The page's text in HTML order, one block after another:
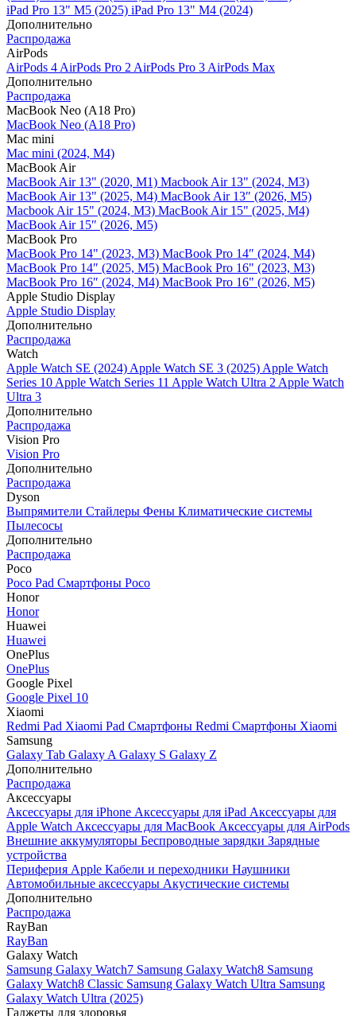
iPad Pro 13" M5 (2025) iPad Pro 13" M4 (2024)
Дополнительно
Распродажа
AirPods
AirPods 4 AirPods Pro 2 AirPods Pro 3 AirPods Max
Дополнительно
Распродажа
MacBook Neo (A18 Pro)
MacBook Neo (A18 Pro)
Mac mini
Mac mini (2024, M4)
MacBook Air
MacBook Air 13" (2020, M1) Macbook Air 13" (2024, M3)
MacBook Air 13" (2025, M4) MacBook Air 13″ (2026, M5)
Macbook Air 15" (2024, M3) MacBook Air 15" (2025, M4)
MacBook Air 15″ (2026, M5)
MacBook Pro
MacBook Pro 14" (2023, M3) MacBook Pro 14″ (2024, M4)
MacBook Pro 14″ (2025, M5) MacBook Pro 16" (2023, M3)
MacBook Pro 16″ (2024, M4) MacBook Pro 16" (2026, M5)
Apple Studio Display
Apple Studio Display
Дополнительно
Распродажа
Watch
Apple Watch SE (2024) Apple Watch SE 3 (2025) Apple Watch
Series 10 Apple Watch Series 11 Apple Watch Ultra 2 Apple Watch
Ultra 3
Дополнительно
Распродажа
Vision Pro
Vision Pro
Дополнительно
Распродажа
Dyson
Выпрямители Стайлеры Фены Климатические системы
Пылесосы
Дополнительно
Распродажа
Poco
Poco Pad Смартфоны Poco
Honor
Honor
Huawei
Huawei
OnePlus
OnePlus
Google Pixel
Google Pixel 10
Xiaomi
Redmi Pad Xiaomi Pad Смартфоны Redmi Смартфоны Xiaomi
Samsung
Galaxy Tab Galaxy A Galaxy S Galaxy Z
Дополнительно
Распродажа
Аксессуары
Аксессуары для iPhone Аксессуары для iPad Аксессуары для
Apple Watch Аксессуары для MacBook Аксессуары для AirPods
Внешние аккумуляторы Беспроводные зарядки Зарядные
устройства
Периферия Apple Кабели и переходники Наушники
Автомобильные аксессуары Акустические системы
Дополнительно
Распродажа
RayBan
RayBan
Galaxy Watch
Samsung Galaxy Watch7 Samsung Galaxy Watch8 Samsung
Galaxy Watch8 Classic Samsung Galaxy Watch Ultra Samsung
Galaxy Watch Ultra (2025)
Гаджеты для здоровья